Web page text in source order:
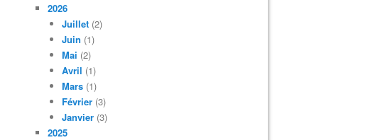
2026
Juillet (2)
Juin (1)
Mai (2)
Avril (1)
Mars (1)
Février (3)
Janvier (3)
2025